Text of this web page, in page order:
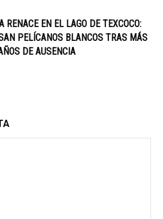
RENACE EN EL LAGO DE TEXCOCO:
PELÍCANOS BLANCOS TRAS MÁS
DE AUSENCIA